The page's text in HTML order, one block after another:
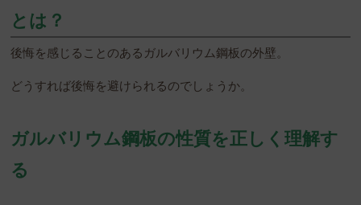
とは？
後悔を感じることのあるガルバリウム鋼板の外壁。
どうすれば後悔を避けられるのでしょうか。
ガルバリウム鋼板の性質を正しく理解す
る